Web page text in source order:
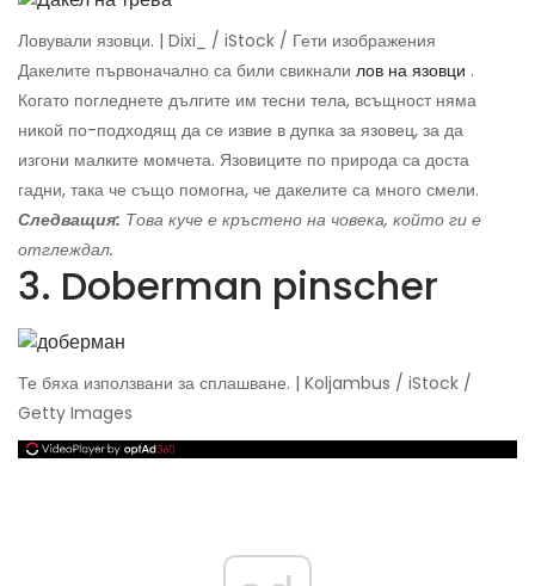
Ловували язовци. | Dixi_ / iStock / Гети изображения
Дакелите първоначално са били свикнали лов на язовци .
Когато погледнете дългите им тесни тела, всъщност няма
никой по-подходящ да се извие в дупка за язовец, за да
изгони малките момчета. Язовиците по природа са доста
гадни, така че също помогна, че дакелите са много смели.
Следващия: Това куче е кръстено на човека, който ги е
отглеждал.
3. Doberman pinscher
Те бяха използвани за сплашване. | Koljambus / iStock /
Getty Images